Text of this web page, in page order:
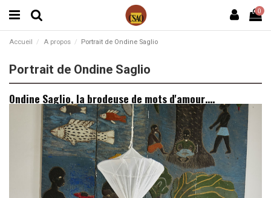
0
Accueil A propos Portrait de Ondine Saglio
Portrait de Ondine Saglio
Ondine Saglio, la brodeuse de mots d'amour….